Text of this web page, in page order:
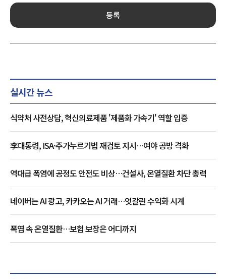
등록
실시간 뉴스
식약처 사전상담, 혁신의료제품 '제품화 가속기' 역할 입증
李대통령, ISA·주가누르기법 재검토 지시…여야 공방 격화
역대급 폭염에 공정도 안전도 비상…건설사, 온열질환 차단 총력
네이버는 AI 광고, 카카오는 AI 거래…엇갈린 수익화 시계
폭염 속 온열질환…보험 보장은 어디까지